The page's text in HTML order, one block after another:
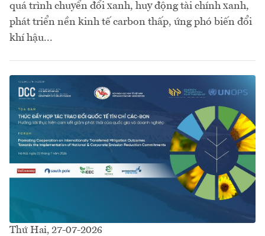
quá trình chuyển đổi xanh, huy động tài chính xanh,
phát triển nền kinh tế carbon thấp, ứng phó biến đổi
khí hậu...
Thứ Hai, 27-07-2026